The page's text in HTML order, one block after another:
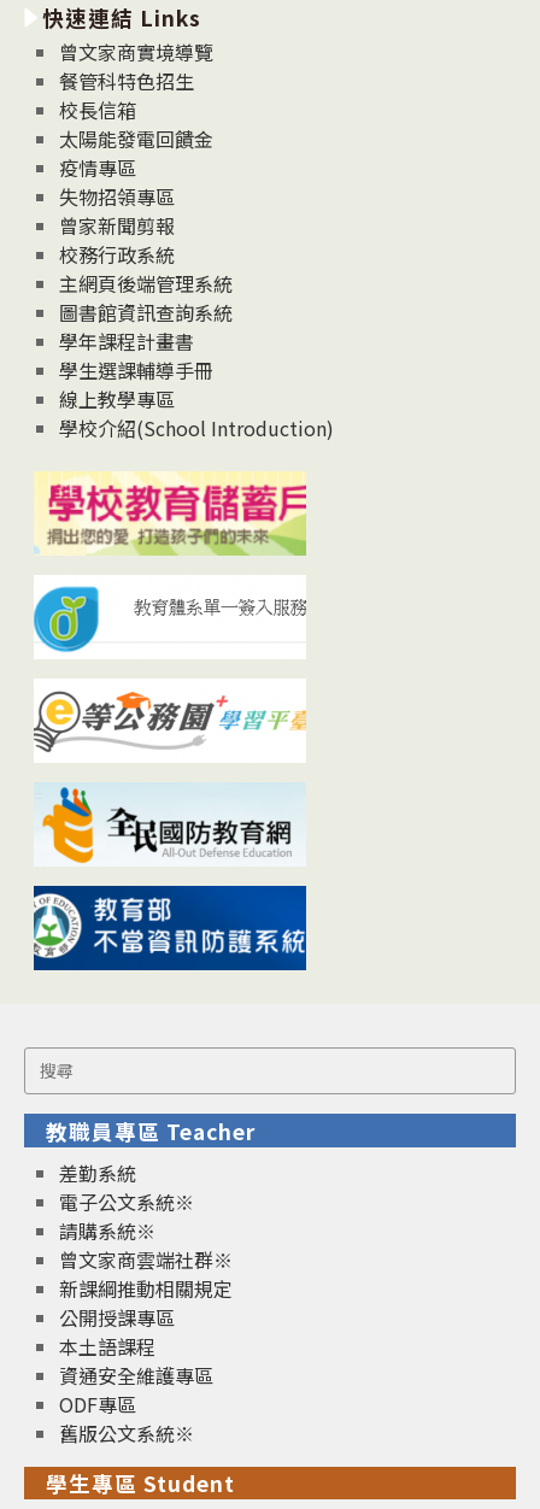
消
息
News
快速連結 Links
曾文家商實境導覽
餐管科特色招生
校長信箱
太陽能發電回饋金
疫情專區
失物招領專區
曾家新聞剪報
校務行政系統
主網頁後端管理系統
圖書館資訊查詢系統
學年課程計畫書
學生選課輔導手冊
線上教學專區
學校介紹(School Introduction)
Search
for:
教職員專區 Teacher
差勤系統
電子公文系統※
請購系統※
曾文家商雲端社群※
新課綱推動相關規定
公開授課專區
本土語課程
資通安全維護專區
ODF專區
舊版公文系統※
學生專區 Student